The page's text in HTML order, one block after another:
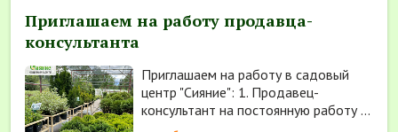
Приглашаем на работу продавца-
консультанта
Приглашаем на работу в садовый
центр "Сияние": 1. Продавец-
консультант на постоянную работу ...